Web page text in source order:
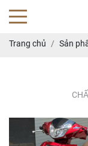
Trang chủ Sản